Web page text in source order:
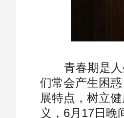
青春期是人
们常会产生困
展特点，树立
义，6月17日晚